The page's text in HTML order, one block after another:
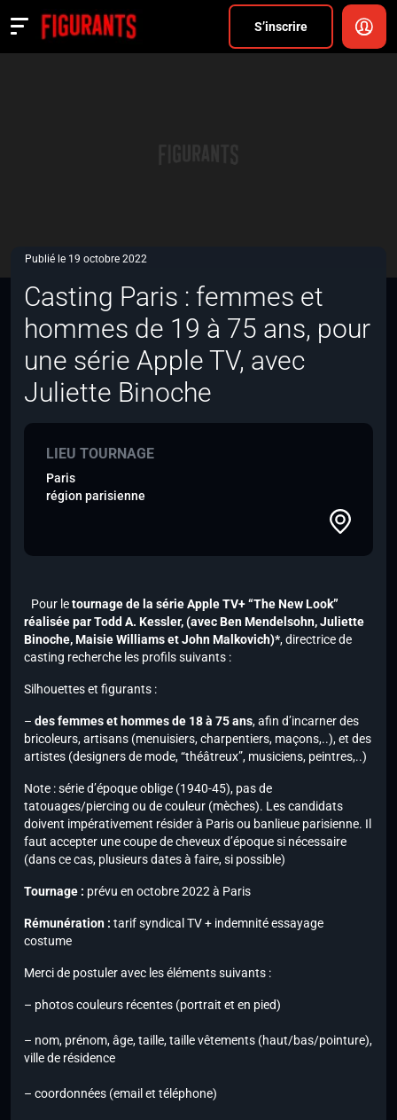
S’inscrire
Actualités
Publié le 19 octobre 2022
Casting Paris : femmes et
hommes de 19 à 75 ans, pour
une série Apple TV, avec
Juliette Binoche
LIEU TOURNAGE
Paris
région parisienne
Pour letournage de la série Apple TV+ “The New Look”
réalisée par Todd A. Kessler,(avec Ben Mendelsohn, Juliette
Binoche, Maisie Williams et John Malkovich)*, directrice de
casting recherche les profils suivants :
Silhouettes et figurants :
– des femmes et hommes de 18 à 75 ans, afin d’incarner des
bricoleurs, artisans (menuisiers, charpentiers, maçons,..), et des
artistes (designers de mode, “théâtreux”, musiciens, peintres,..)
Note :série d’époque oblige (1940-45), pas de
tatouages/piercing ou de couleur (mèches). Les candidats
doivent impérativement résider à Paris ou banlieue parisienne. Il
faut accepter une coupe de cheveux d’époque si nécessaire
(dans ce cas, plusieurs dates à faire, si possible)
Tournage : prévu en octobre 2022 à Paris
Rémunération : tarif syndical TV + indemnité essayage
costume
Merci de postuler avec les éléments suivants :
– photos couleurs récentes (portrait et en pied)
– nom, prénom, âge, taille, taille vêtements (haut/bas/pointure),
ville de résidence
– coordonnées (email et téléphone)